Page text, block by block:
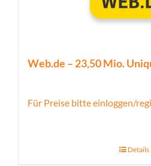
Web.de – 23,50 Mio.
Für Preise bitte einloggen/
Details